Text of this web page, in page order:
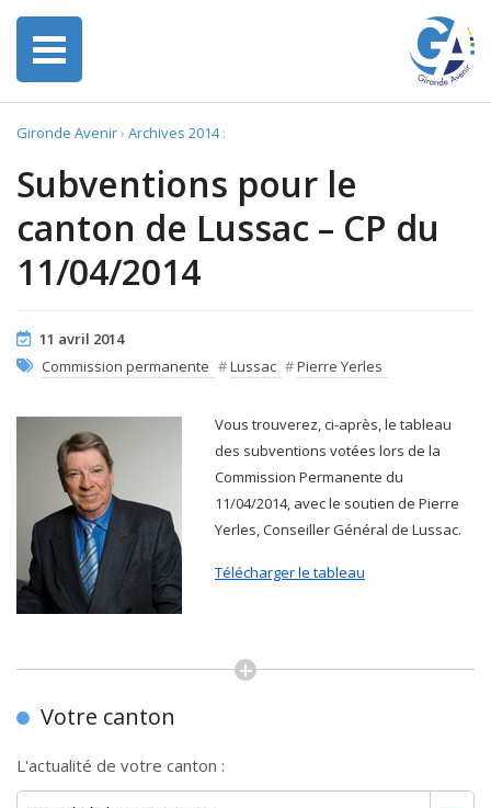
Gironde Avenir› Archives 2014:
Subventions pour le
canton de Lussac – CP du
11/04/2014
11 avril 2014
Commission permanente #Lussac #Pierre Yerles
Vous trouverez, ci-après, le tableau
des subventions votées lors de la
Commission Permanente du
11/04/2014, avec le soutien de Pierre
Yerles, Conseiller Général de Lussac.
Télécharger le tableau
Votre canton
L'actualité de votre canton :